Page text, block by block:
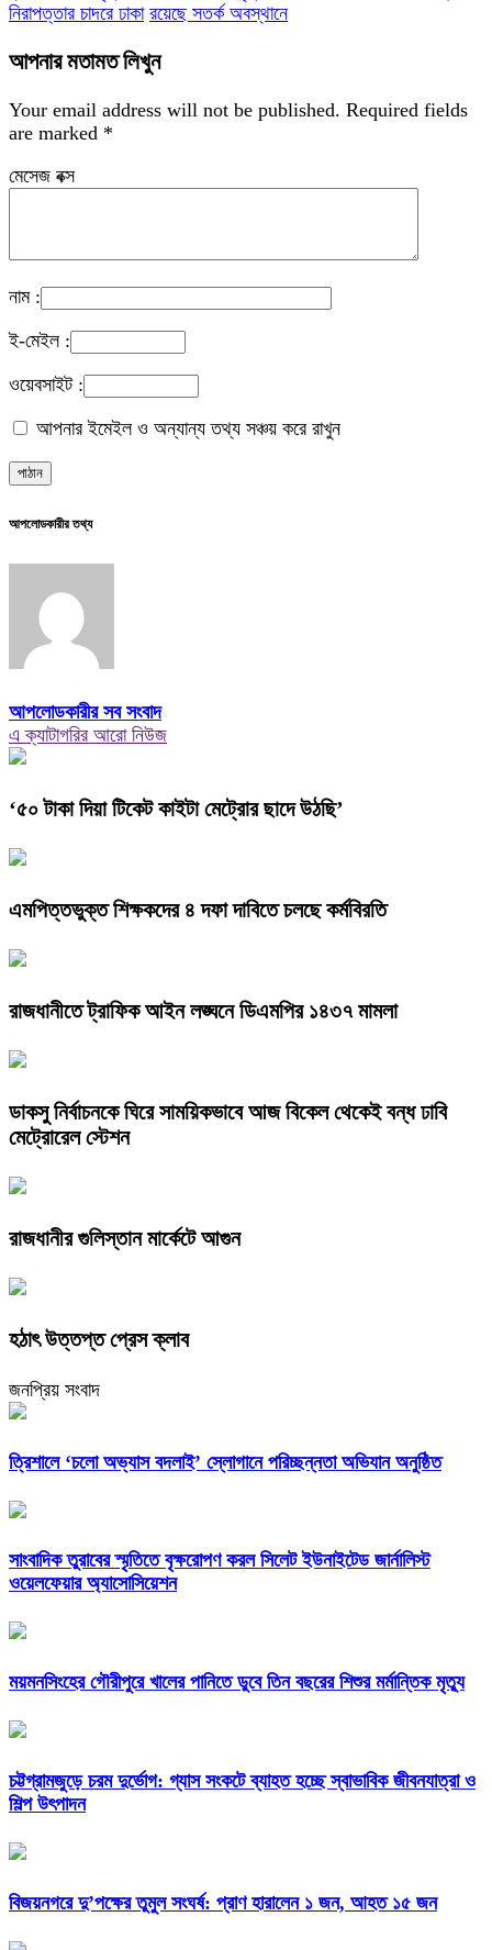
নিরাপত্তার চাদরে ঢাকা রয়েছে সতর্ক অবস্থানে
আপনার মতামত লিখুন
Your email address will not be published. Required fields
are marked *
মেসেজ বক্স
নাম :
ই-মেইল :
ওয়েবসাইট :
আপনার ইমেইল ও অন্যান্য তথ্য সঞ্চয় করে রাখুন
আপলোডকারীর তথ্য
আপলোডকারীর সব সংবাদ
এ ক্যাটাগরির আরো নিউজ
‘৫০ টাকা দিয়া টিকেট কাইটা মেট্রোর ছাদে উঠছি’
এমপিত্তভুক্ত শিক্ষকদের ৪ দফা দাবিতে চলছে কর্মবিরতি
রাজধানীতে ট্রাফিক আইন লঙ্ঘনে ডিএমপির ১৪৩৭ মামলা
ডাকসু নির্বাচনকে ঘিরে সাময়িকভাবে আজ বিকেল থেকেই বন্ধ ঢাবি
মেট্রোরেল স্টেশন
রাজধানীর গুলিস্তান মার্কেটে আগুন
হঠাৎ উত্তপ্ত প্রেস ক্লাব
জনপ্রিয় সংবাদ
‎ত্রিশালে ‘চলো অভ্যাস বদলাই’ স্লোগানে পরিচ্ছন্নতা অভিযান অনুষ্ঠিত
সাংবাদিক তুরাবের স্মৃতিতে বৃক্ষরোপণ করল সিলেট ইউনাইটেড জার্নালিস্ট
ওয়েলফেয়ার অ্যাসোসিয়েশন
ময়মনসিংহের গৌরীপুরে খালের পানিতে ডুবে তিন বছরের শিশুর মর্মান্তিক মৃত্যু
চট্টগ্রামজুড়ে চরম দুর্ভোগ: গ্যাস সংকটে ব্যাহত হচ্ছে স্বাভাবিক জীবনযাত্রা ও
শিল্প উৎপাদন
বিজয়নগরে দু’পক্ষের তুমুল সংঘর্ষ: প্রাণ হারালেন ১ জন, আহত ১৫ জন